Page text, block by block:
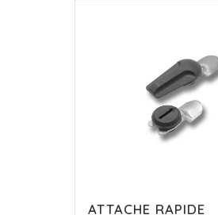
ATTACHE RAPIDE